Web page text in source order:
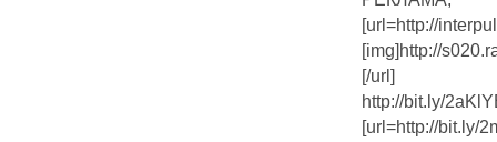
[url=http://
[img]http://
[/url]
http://bit.ly/
[url=http://bit.ly/